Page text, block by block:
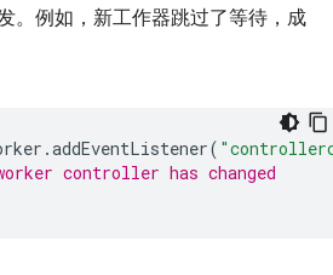
。例如，新工作器跳过了等待，成
.addEventListener(
controller has changed